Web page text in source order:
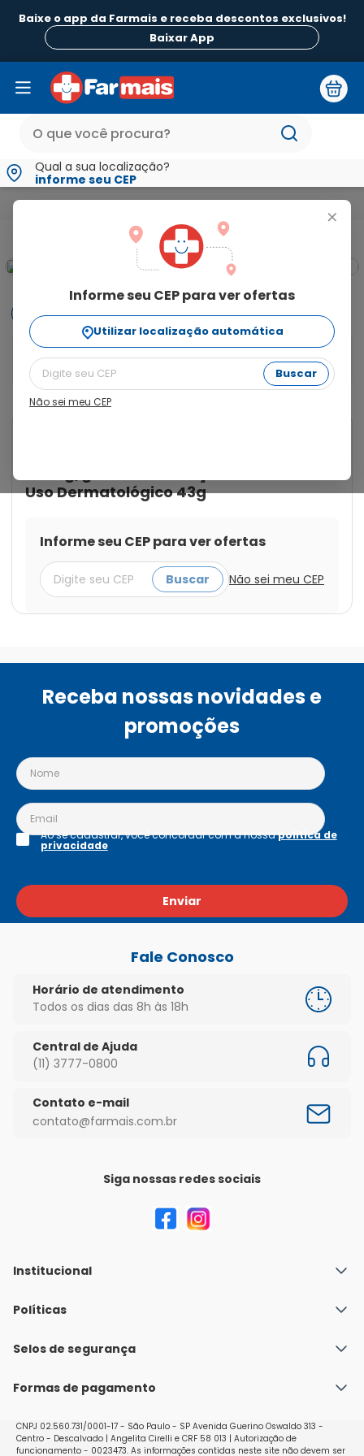
Baixe o app da Farmais e receba descontos exclusivos!
Baixar App
Qual a sua localização?
informe seu CEP
+
Informe seu CEP para ver ofertas
Utilizar localização automática
Buscar
Não sei meu CEP
Andolba 4,5mg/g +
Informações
Andolba 4,5mg/g + 0,5mg/g + 0,5mg/g Eurofarma
Aerossol Solução de Uso Dermatológico 43g
Uso Dermatológico 43g
Informe seu CEP para ver ofertas
Buscar Não sei meu CEP
Receba nossas novidades e
promoções
Enviar
Ao se cadastrar, você concordar com a nossapolítica de
privacidade
Fale Conosco
Horário de atendimento
Todos os dias das 8h às 18h
Central de Ajuda
(11) 3777-0800
Contato e-mail
contato@farmais.com.br
Siga nossas redes sociais
Institucional
Quem Somos
Nossas lojas
Políticas
Política de Envio
Políticas de Trocas e Devoluções
Selos de segurança
Formas de pagamento
CNPJ 02.560.731/0001-17 - São Paulo - SP Avenida Guerino Oswaldo 313 -
Centro - Descalvado | Angelita Cirelli e CRF 58 013 | Autorização de
funcionamento - 0023473. As informações contidas neste site não devem ser